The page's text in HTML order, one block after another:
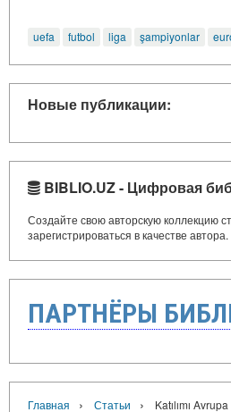
uefa futbol liga şampiyonlar
Новые публикации:
BIBLIO.UZ - Цифровая
Создайте свою авторскую коллекцию
зарегистрироваться в качестве автора.
ПАРТНЁРЫ
Главная › Статьи › Katılımı